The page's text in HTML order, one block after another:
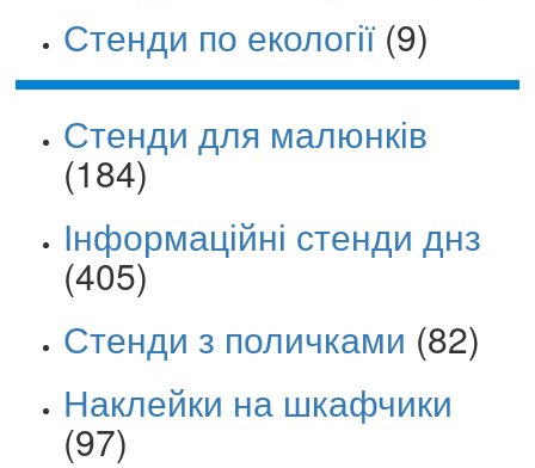
Стенди по екології (9)
Стенди для малюнків
(184)
Інформаційні стенди днз
(405)
Стенди з поличками (82)
Наклейки на шкафчики
(97)